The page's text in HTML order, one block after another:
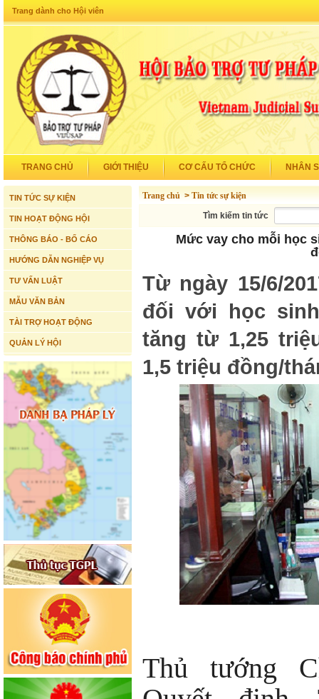
Trang dành cho Hội viên
TRANG CHỦ GIỚI THIỆU CƠ CẤU TỔ CHỨC NHÂN
TIN TỨC SỰ KIỆN
TIN HOẠT ĐỘNG HỘI
THÔNG BÁO - BỐ CÁO
HƯỚNG DẪN NGHIỆP VỤ
TƯ VẤN LUẬT
MẪU VĂN BẢN
TÀI TRỢ HOẠT ĐỘNG
QUẢN LÝ HỘI
Trang chủ > Tin tức sự kiện
Tìm kiếm tin tức
Mức vay cho mỗi học
Từ ngày 15/6/
đối với học
tăng từ 1,25
1,5 triệu đồng/
Thủ tướng